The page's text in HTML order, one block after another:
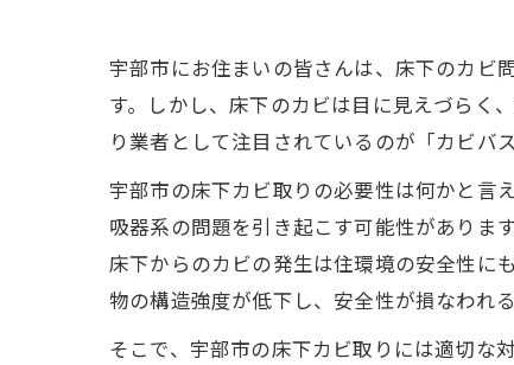
宇部市にお住まいの皆さんは、床下のカビ
す。しかし、床下のカビは目に見えづらく
り業者として注目されているのが「カビバ
宇部市の床下カビ取りの必要性は何かと言
吸器系の問題を引き起こす可能性がありま
床下からのカビの発生は住環境の安全性に
物の構造強度が低下し、安全性が損なわれ
そこで、宇部市の床下カビ取りには適切な